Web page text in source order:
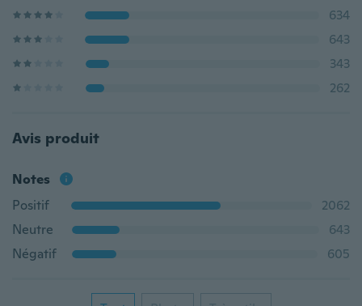
634
643
343
262
Avis produit
Notes
Positif
2062
Neutre
643
Négatif
605